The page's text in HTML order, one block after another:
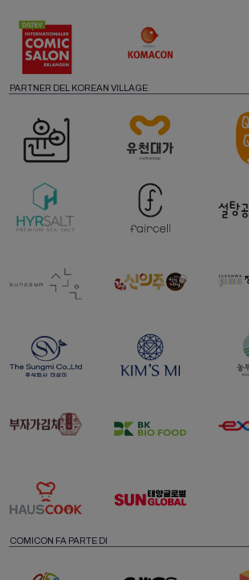
PARTNER DEL KOREAN VILLAGE
COMICON FA PARTE DI